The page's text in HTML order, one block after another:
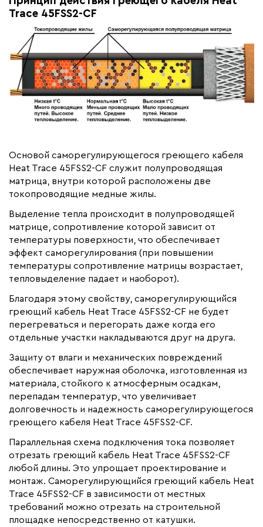
Trace 45FSS2-CF
Основой саморегулирующегося греющего кабеля
Heat Trace 45FSS2-CF служит полупроводящая
матрица, внутри которой расположены две
токопроводящие медные жилы.
Выделение тепла происходит в полупроводящей
матрице, сопротивление которой зависит от
температуры поверхности, что обеспечивает
эффект саморегулирования (при повышении
температуры сопротивление матрицы возрастает,
тепловыделение падает и наоборот).
Благодаря этому свойству, саморегулирующийся
греющий кабель Heat Trace 45FSS2-CF не будет
перегреваться и перегорать даже когда его
отдельные участки накладываются друг на друга.
Защиту от влаги и механических повреждений
обеспечивает наружная оболочка, изготовленная из
материала, стойкого к атмосферным осадкам,
перепадам температур, что увеличивает
долговечность и надежность саморегулирующегося
греющего кабеля Heat Trace 45FSS2-CF.
Параллельная схема подключения тока позволяет
отрезать греющий кабель Heat Trace 45FSS2-CF
любой длины. Это упрощает проектирование и
монтаж. Саморегулирующийся греющий кабель Heat
Trace 45FSS2-CF в зависимости от местных
требований можно отрезать на строительной
площадке непосредственно от катушки.